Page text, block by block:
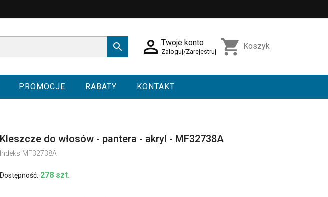
  Twoje konto
Zaloguj/Zarejestruj shopping_cart Koszyk
PROMOCJE RABATY KONTAKT
Kleszcze do włosów - pantera - akryl - MF32738A
Indeks MF32738A
Dostępność: 278 szt.